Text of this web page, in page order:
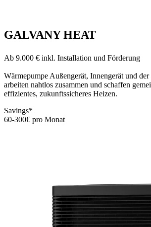
GALVANY HEAT
Ab 9.000 € inkl. Installation und Förderung
Wärmepumpe Außengerät, Innengerät und
arbeiten nahtlos zusammen und schaffen
effizientes, zukunftssicheres Heizen.
Savings*
60-300€ pro Monat